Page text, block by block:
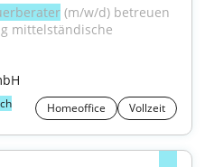
(m/w/d) betreuen
mittelständische
Homeoffice Vollzeit